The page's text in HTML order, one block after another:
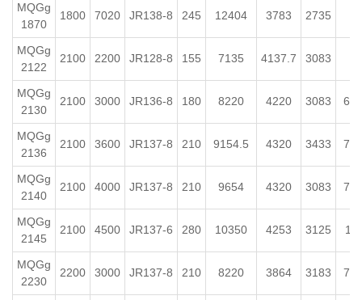
MQGg
1870
1800 7020 JR138-8 245 12404 3783 2735
MQGg
2122
2100 2200 JR128-8 155 7135 4137.7 3083
MQGg
2130
2100 3000 JR136-8 180 8220 4220 3083 6.5
MQGg
2136
2100 3600 JR137-8 210 9154.5 4320 3433 7.5
MQGg
2140
2100 4000 JR137-8 210 9654 4320 3083 7.5
MQGg
2145
2100 4500 JR137-6 280 10350 4253 3125 10
MQGg
2230
2200 3000 JR137-8 210 8220 3864 3183 7.5